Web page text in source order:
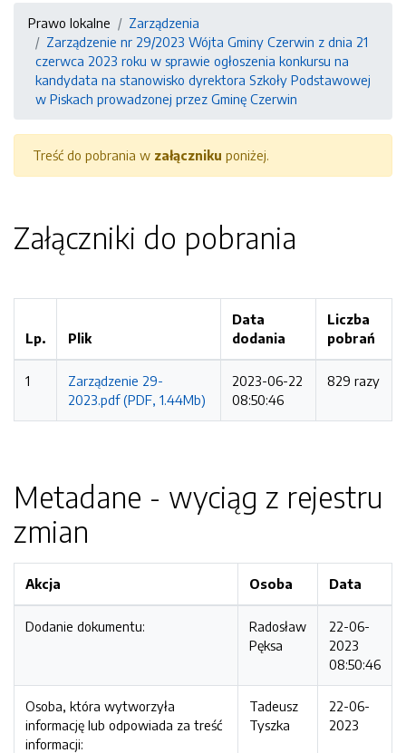
Prawo lokalne
Zarządzenia
Zarządzenie nr 29/2023 Wójta Gminy Czerwin z dnia 21
czerwca 2023 roku w sprawie ogłoszenia konkursu na
kandydata na stanowisko dyrektora Szkoły Podstawowej
w Piskach prowadzonej przez Gminę Czerwin
Treść do pobrania w załączniku poniżej.
Załączniki do pobrania
Lp. Plik
Data
dodania
Liczba
pobrań
1
Zarządzenie 29-
2023.pdf (PDF, 1.44Mb)
2023-06-22
08:50:46
829 razy
Metadane - wyciąg z rejestru
zmian
Akcja Osoba Data
Dodanie dokumentu:
Radosław
Pęksa
22-06-
2023
08:50:46
Osoba, która wytworzyła
informację lub odpowiada za treść
informacji:
Tadeusz
Tyszka
22-06-
2023